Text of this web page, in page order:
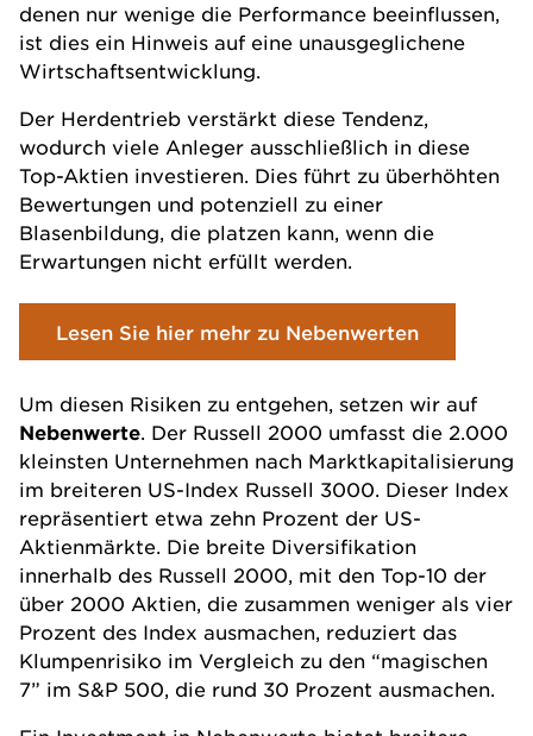
denen nur wenige die Performance beeinflussen,
ist dies ein Hinweis auf eine unausgeglichene
Wirtschaftsentwicklung.
Der Herdentrieb verstärkt diese Tendenz,
wodurch viele Anleger ausschließlich in diese
Top-Aktien investieren. Dies führt zu überhöhten
Bewertungen und potenziell zu einer
Blasenbildung, die platzen kann, wenn die
Erwartungen nicht erfüllt werden.
Lesen Sie hier mehr zu Nebenwerten
Um diesen Risiken zu entgehen, setzen wir auf
Nebenwerte. Der Russell 2000 umfasst die 2.000
kleinsten Unternehmen nach Marktkapitalisierung
im breiteren US-Index Russell 3000. Dieser Index
repräsentiert etwa zehn Prozent der US-
Aktienmärkte. Die breite Diversifikation
innerhalb des Russell 2000, mit den Top-10 der
über 2000 Aktien, die zusammen weniger als vier
Prozent des Index ausmachen, reduziert das
Klumpenrisiko im Vergleich zu den “magischen
7” im S&P 500, die rund 30 Prozent ausmachen.